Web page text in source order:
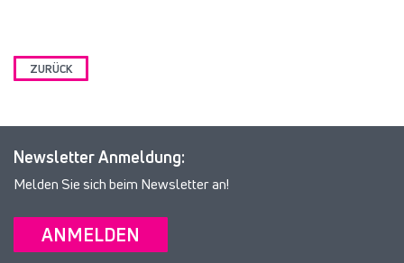
ZURÜCK
Newsletter Anmeldung:
Melden Sie sich beim Newsletter an!
ANMELDEN